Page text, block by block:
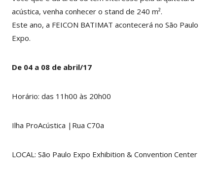
acústica, venha conhecer o stand de 240 m².
Este ano, a FEICON BATIMAT acontecerá no São Paulo
Expo.
De 04 a 08 de abril/17
Horário: das 11h00 às 20h00
Ilha ProAcústica |Rua C70a
LOCAL: São Paulo Expo Exhibition & Convention Center